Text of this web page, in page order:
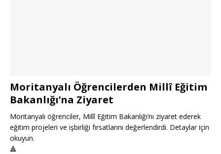
Moritanyalı Öğrencilerden Millî Eğitim
Bakanlığı’na Ziyaret
Moritanyalı öğrenciler, Millî Eğitim Bakanlığı’nı ziyaret ederek
eğitim projeleri ve işbirliği fırsatlarını değerlendirdi. Detaylar için
okuyun.
🔺